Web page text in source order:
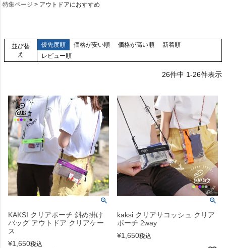
特集ページ アウトドアにおすすめ
並び替
え
優先度順 価格が安い順 価格が高い順
新着順
レビュー順
26件中 1-26件表示
KAKSI クリアポーチ 斜め掛け
バッグ アウトドア クリアケー
ス
¥1,650税込
kaksi クリアサコッシュ クリア
ポーチ 2way
¥1,650税込